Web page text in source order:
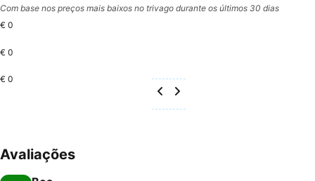
Com base nos preços mais baixos no trivago durante os últimos 30 dias
€ 0
€ 0
€ 0
Avaliações